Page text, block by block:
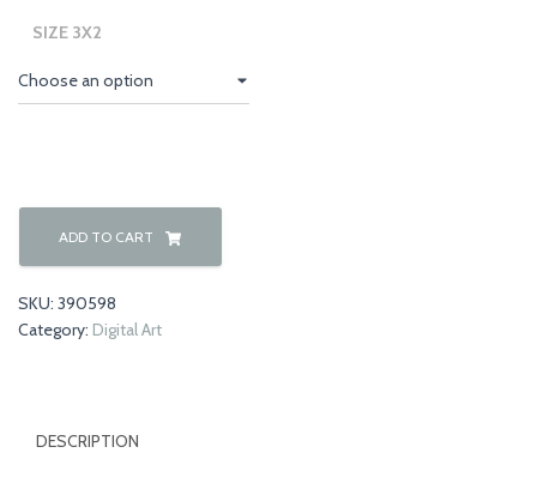
through
SIZE 3X2
Autumn
quantity
ADD TO CART
SKU: 390598
Category: Digital Art
DESCRIPTION